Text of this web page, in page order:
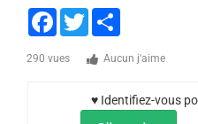
Facebook
Twitter
290 vues Aucun j'aime
♥ Identifiez-vous